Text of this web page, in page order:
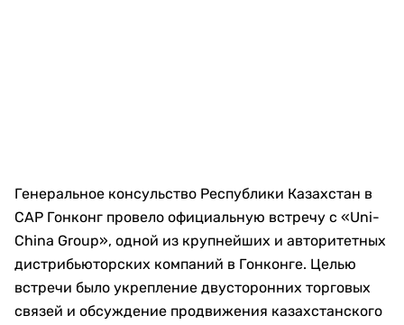
Генеральное консульство Республики Казахстан в
САР Гонконг провело официальную встречу с «Uni-
China Group», одной из крупнейших и авторитетных
дистрибьюторских компаний в Гонконге. Целью
встречи было укрепление двусторонних торговых
связей и обсуждение продвижения казахстанского